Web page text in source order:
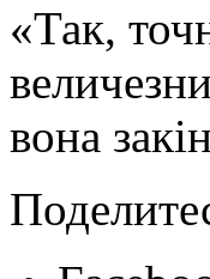
«Так,
вона